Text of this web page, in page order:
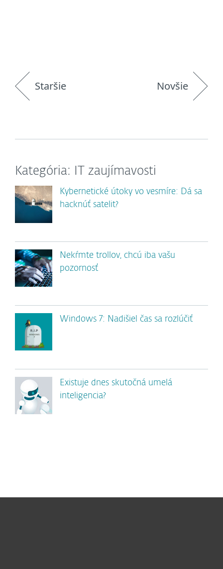
Staršie Novšie
Kategória: IT zaujímavosti
Kybernetické útoky vo vesmíre: Dá sa
hacknúť satelit?
Nekŕmte trollov, chcú iba vašu
pozornosť
Windows 7: Nadišiel čas sa rozlúčiť
Existuje dnes skutočná umelá
inteligencia?